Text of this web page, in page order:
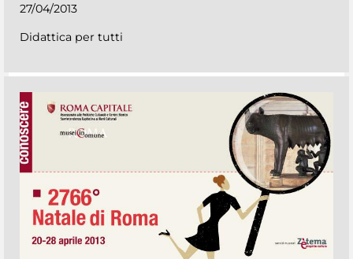
27/04/2013
Didattica per tutti